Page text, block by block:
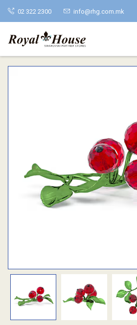
02 322 2300 info@rhg.com.mk